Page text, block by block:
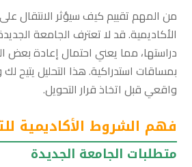
من المهم تقييم كيف سيؤثر الانتقال
الأكاديمية. قد لا تعترف الجامعة
دراستها، مما يعني احتمال إعادة بعض
بمساقات استدراكية. هذا التحليل يتيح
واقعي قبل اتخاذ قرار التحويل.
فهم الشروط الأكاديمية
متطلبات الجامعة الجديدة